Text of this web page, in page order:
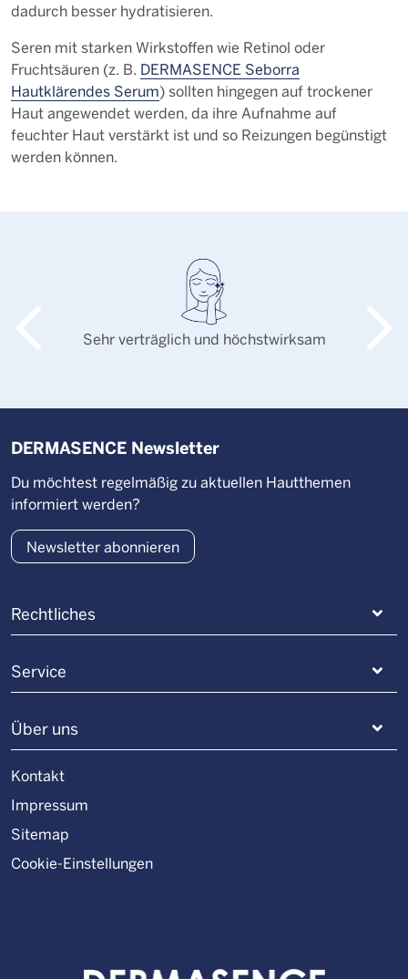
dadurch besser hydratisieren.
Seren mit starken Wirkstoffen wie Retinol oder
Fruchtsäuren (z. B. DERMASENCE Seborra
Hautklärendes Serum) sollten hingegen auf trockener
Haut angewendet werden, da ihre Aufnahme auf
feuchter Haut verstärkt ist und so Reizungen begünstigt
werden können.
Sehr verträglich und höchstwirksam
Rechtliches
Service
Über uns
Kontakt
Impressum
Sitemap
Cookie-Einstellungen
DERMASENCE Newsletter
Du möchtest regelmäßig zu aktuellen Hautthemen
informiert werden?
Newsletter abonnieren